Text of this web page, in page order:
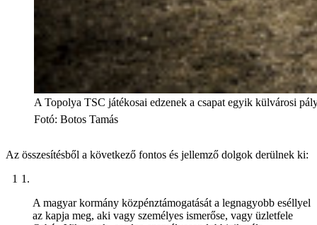
A Topolya TSC játékosai edzenek a csapat egyik külvárosi
Fotó: Botos Tamás
Az összesítésből a következő fontos és jellemző dolgok derülnek ki:
A magyar kormány közpénztámogatását a legnagyobb eséllyel
az kapja meg, aki vagy személyes ismerőse, vagy üzletfele